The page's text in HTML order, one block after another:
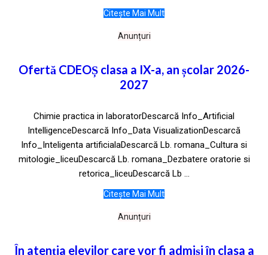
Citește Mai Mult
Anunțuri
Ofertă CDEOȘ clasa a IX-a, an școlar 2026-
2027
Chimie practica in laboratorDescarcă Info_Artificial
IntelligenceDescarcă Info_Data VisualizationDescarcă
Info_Inteligenta artificialaDescarcă Lb. romana_Cultura si
mitologie_liceuDescarcă Lb. romana_Dezbatere oratorie si
retorica_liceuDescarcă Lb ...
Citește Mai Mult
Anunțuri
În atenţia elevilor care vor fi admişi în clasa a